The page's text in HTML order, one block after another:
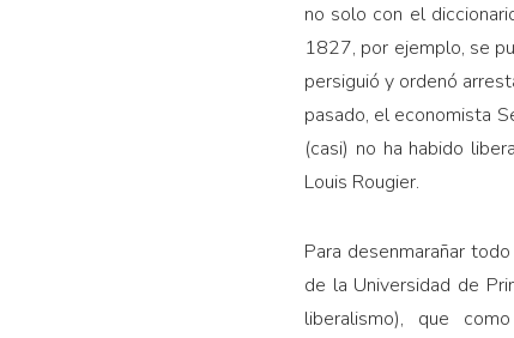
no solo con el
1827, por ejemplo, se
persiguió y ordenó
pasado, el economista
(casi) no ha habido
Louis Rougier.
Para desenmarañar
de la Universidad de
liberalismo), que